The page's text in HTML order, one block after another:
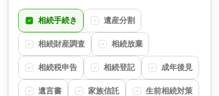
相続手続き 遺産分割
相続財産調査 相続放棄
相続税申告 相続登記 成年後見
遺言書 家族信託 生前相続対策